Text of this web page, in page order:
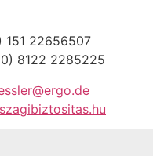
22656507
8122 2285225